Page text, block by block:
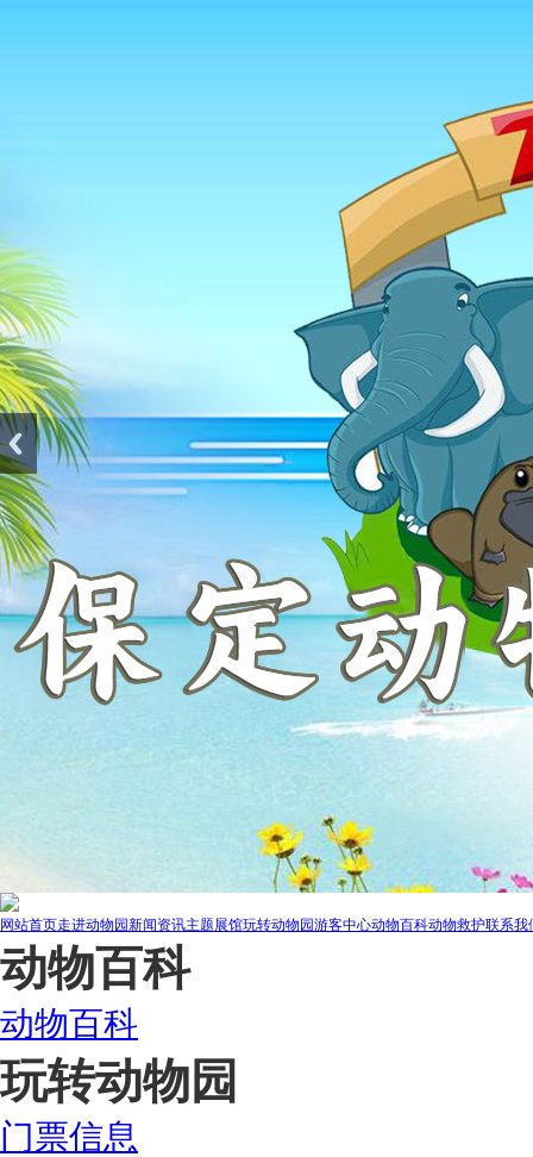
网站首页走进动物园新闻资讯主题展馆玩转动物园游客中心动物百科动物救护联系我
动物百科
动物百科
玩转动物园
门票信息